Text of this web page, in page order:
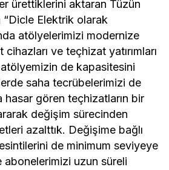
ürettiklerini aktaran Tüzün
“Dicle Elektrik olarak
atölyelerimizi modernize
ve teçhizat yatırımları
de kapasitesini
saha tecrübelerimizi de
hasar gören teçhizatların bir
değişim sürecinden
azalttık. Değişime bağlı
de minimum seviyeye
uzun süreli